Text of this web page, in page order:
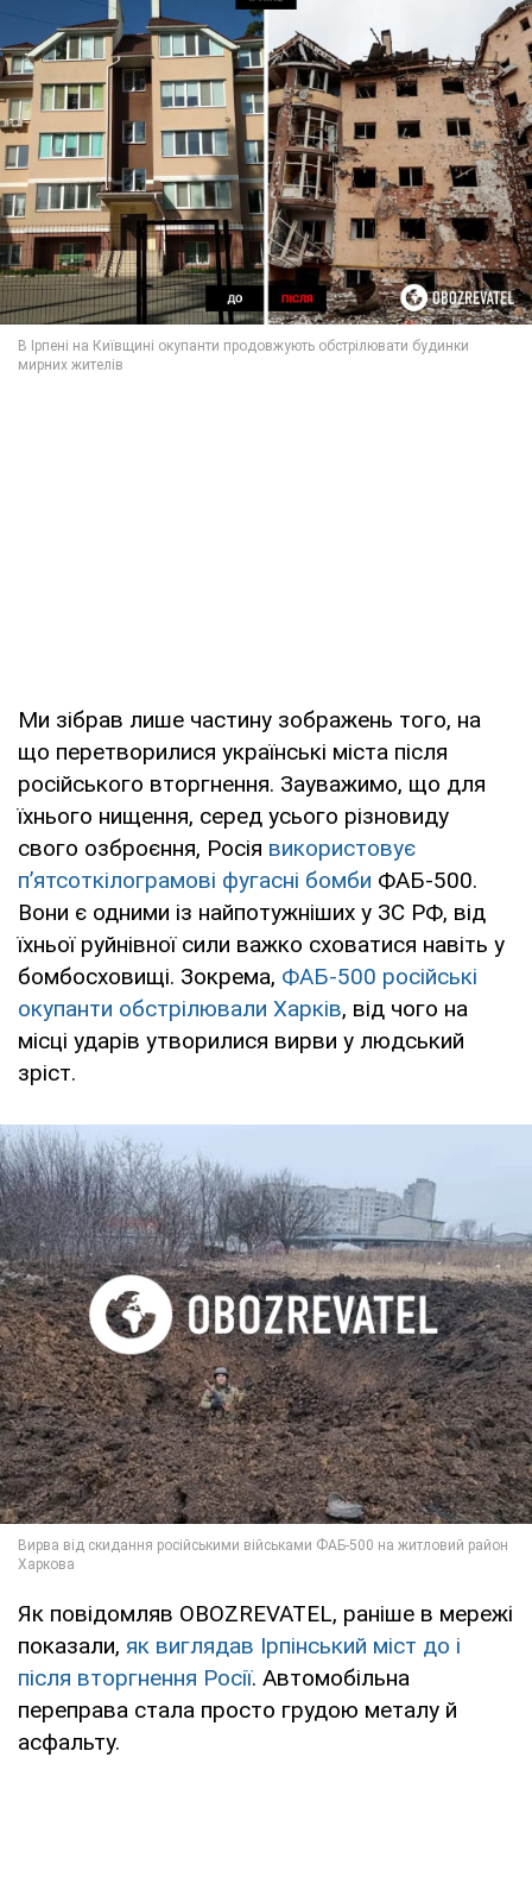
Ми зібрав лише частину зображень того, на
що перетворилися українські міста після
російського вторгнення. Зауважимо, що для
їхнього нищення, серед усього різновиду
свого озброєння, Росія використовує
п’ятсоткілограмові фугасні бомби ФАБ-500.
Вони є одними із найпотужніших у ЗС РФ, від
їхньої руйнівної сили важко сховатися навіть у
бомбосховищі. Зокрема, ФАБ-500 російські
окупанти обстрілювали Харків, від чого на
місці ударів утворилися вирви у людський
зріст.
Як повідомляв OBOZREVATEL, раніше в мережі
показали, як виглядав Ірпінський міст до і
після вторгнення Росії. Автомобільна
переправа стала просто грудою металу й
асфальту.